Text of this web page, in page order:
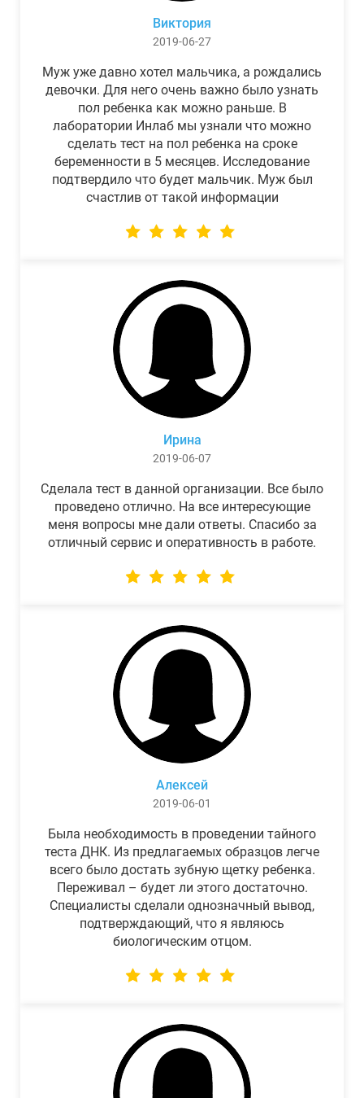
Виктория
2019-06-27
Муж уже давно хотел мальчика, а рождались
девочки. Для него очень важно было узнать
пол ребенка как можно раньше. В
лаборатории Инлаб мы узнали что можно
сделать тест на пол ребенка на сроке
беременности в 5 месяцев. Исследование
подтвердило что будет мальчик. Муж был
счастлив от такой информации
Ирина
2019-06-07
Сделала тест в данной организации. Все было
проведено отлично. На все интересующие
меня вопросы мне дали ответы. Спасибо за
отличный сервис и оперативность в работе.
Алексей
2019-06-01
Была необходимость в проведении тайного
теста ДНК. Из предлагаемых образцов легче
всего было достать зубную щетку ребенка.
Переживал – будет ли этого достаточно.
Специалисты сделали однозначный вывод,
подтверждающий, что я являюсь
биологическим отцом.